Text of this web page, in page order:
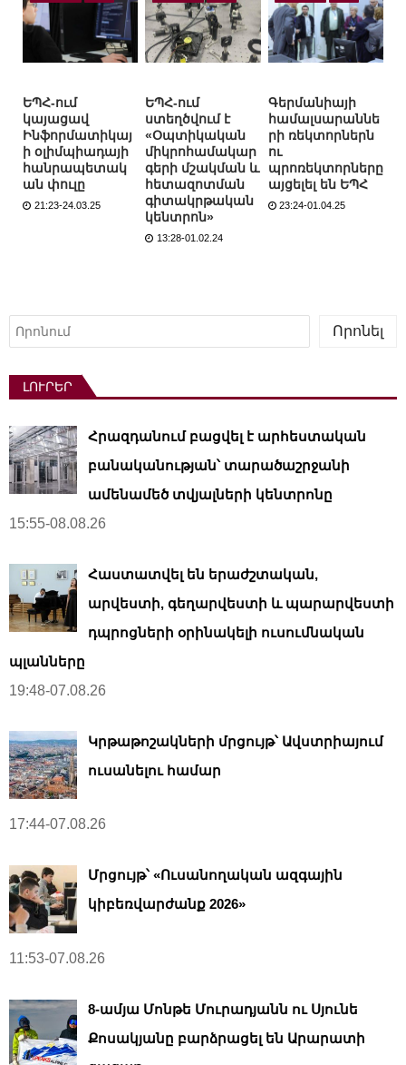
ԵՊՀ-ում
կայացավ
Ինֆորմատիկայ
ի օլիմպիադայի
հանրապետակ
ան փուլը
21:23-24.03.25
ԵՊՀ-ում
ստեղծվում է
«Օպտիկական
միկրոհամակար
գերի մշակման և
հետազոտման
գիտակրթական
կենտրոն»
13:28-01.02.24
Գերմանիայի
համալսարաննե
րի ռեկտորներն
ու
պրոռեկտորները
այցելել են ԵՊՀ
23:24-01.04.25
Որոնել
Որոնել
ԼՈՒՐԵՐ
Հրազդանում բացվել է արհեստական ​​
բանականության՝ տարածաշրջանի
ամենամեծ տվյալների կենտրոնը
15:55-08.08.26
Հաստատվել են երաժշտական,
արվեստի, գեղարվեստի և պարարվեստի
դպրոցների օրինակելի ուսումնական
պլանները
19:48-07.08.26
Կրթաթոշակների մրցույթ՝ Ավստրիայում
ուսանելու համար
17:44-07.08.26
Մրցույթ՝ «Ուսանողական ազգային
կիբեռվարժանք 2026»
11:53-07.08.26
8-ամյա Մոնթե Մուրադյանն ու Սյունե
Քոսակյանը բարձրացել են Արարատի